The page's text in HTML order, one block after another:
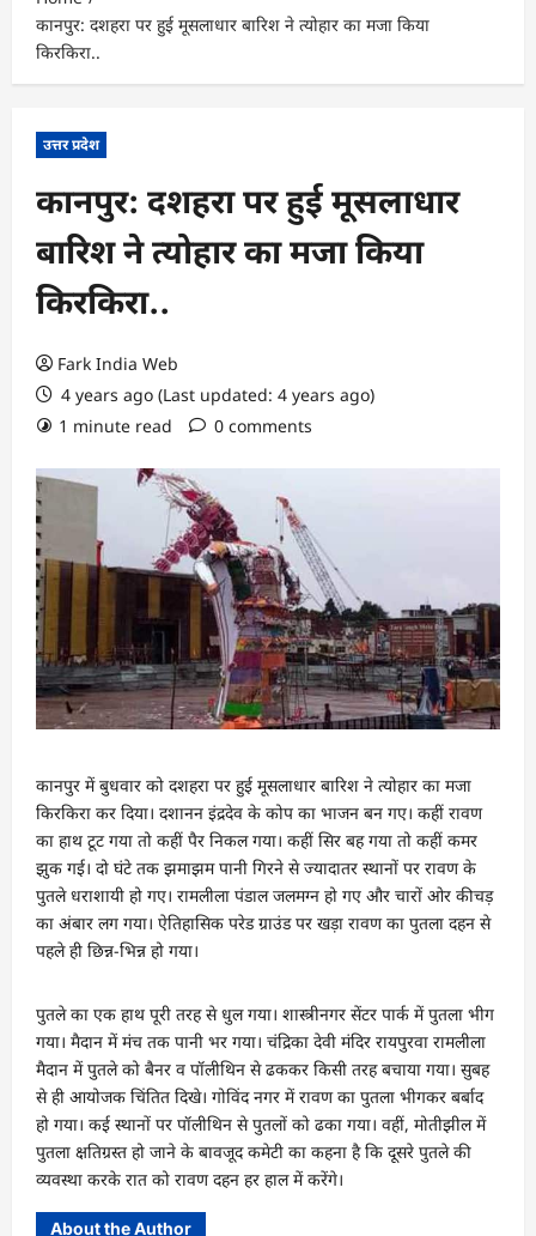
कानपुर: दशहरा पर हुई मूसलाधार बारिश ने त्योहार का मजा किया
किरकिरा..
उत्तर प्रदेश
कानपुर: दशहरा पर हुई मूसलाधार
बारिश ने त्योहार का मजा किया
किरकिरा..
Fark India Web
4 years ago (Last updated: 4 years ago)
1 minute read
0 comments
कानपुर में बुधवार को दशहरा पर हुई मूसलाधार बारिश ने त्योहार का मजा
किरकिरा कर दिया। दशानन इंद्रदेव के कोप का भाजन बन गए। कहीं रावण
का हाथ टूट गया तो कहीं पैर निकल गया। कहीं सिर बह गया तो कहीं कमर
झुक गई। दो घंटे तक झमाझम पानी गिरने से ज्यादातर स्थानों पर रावण के
पुतले धराशायी हो गए। रामलीला पंडाल जलमग्न हो गए और चारों ओर कीचड़
का अंबार लग गया। ऐतिहासिक परेड ग्राउंड पर खड़ा रावण का पुतला दहन से
पहले ही छिन्न-भिन्न हो गया।
पुतले का एक हाथ पूरी तरह से धुल गया। शास्त्रीनगर सेंटर पार्क में पुतला भीग
गया। मैदान में मंच तक पानी भर गया। चंद्रिका देवी मंदिर रायपुरवा रामलीला
मैदान में पुतले को बैनर व पॉलीथिन से ढककर किसी तरह बचाया गया। सुबह
से ही आयोजक चिंतित दिखे। गोविंद नगर में रावण का पुतला भीगकर बर्बाद
हो गया। कई स्थानों पर पॉलीथिन से पुतलों को ढका गया। वहीं, मोतीझील में
पुतला क्षतिग्रस्त हो जाने के बावजूद कमेटी का कहना है कि दूसरे पुतले की
व्यवस्था करके रात को रावण दहन हर हाल में करेंगे।
About the Author